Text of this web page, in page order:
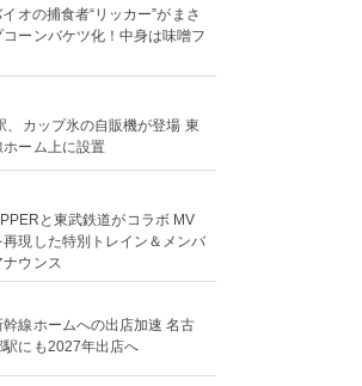
イオの捕食者“リッカー”がまさ
ーンバケツ化！中身は味噌フ
、カップ氷の自販機が登場 東
ホーム上に設置
と東武鉄道がコラボ MV
再現した特別トレイン＆メンバ
ナウンス
幹線ホームへの出店加速 名古
駅にも2027年出店へ